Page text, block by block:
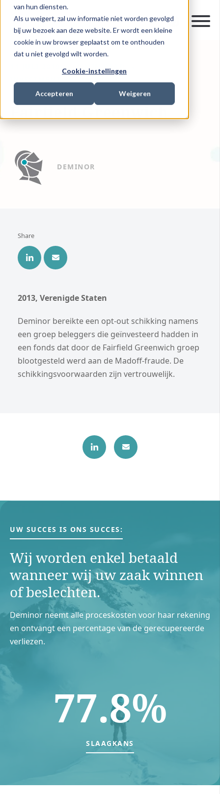
van hun diensten.
Als u weigert, zal uw informatie niet worden gevolgd
bij uw bezoek aan deze website. Er wordt een kleine
cookie in uw browser geplaatst om te onthouden
dat u niet gevolgd wilt worden.
Cookie-instellingen
Accepteren Weigeren
0 MIN READ
Fairfield Greenwich
DEMINOR
Share
2013, Verenigde Staten
Deminor bereikte een opt-out schikking namens
een groep beleggers die geïnvesteerd hadden in
een fonds dat door de Fairfield Greenwich groep
blootgesteld werd aan de Madoff-fraude. De
schikkingsvoorwaarden zijn vertrouwelijk.
UW SUCCES IS ONS SUCCES:
Wij worden enkel betaald
wanneer wij uw zaak winnen
of beslechten.
Deminor neemt alle proceskosten voor haar rekening
en ontvangt een percentage van de gerecupereerde
verliezen.
77.8%
SLAAGKANS